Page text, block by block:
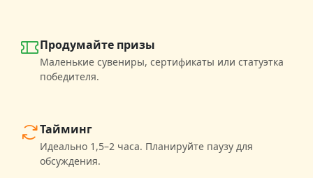
Продумайте призы
Маленькие сувениры, сертификаты или статуэтка
победителя.
Тайминг
Идеально 1,5–2 часа. Планируйте паузу для
обсуждения.